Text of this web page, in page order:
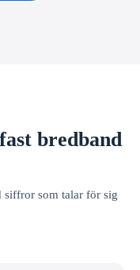
bredband
siffror som talar för sig